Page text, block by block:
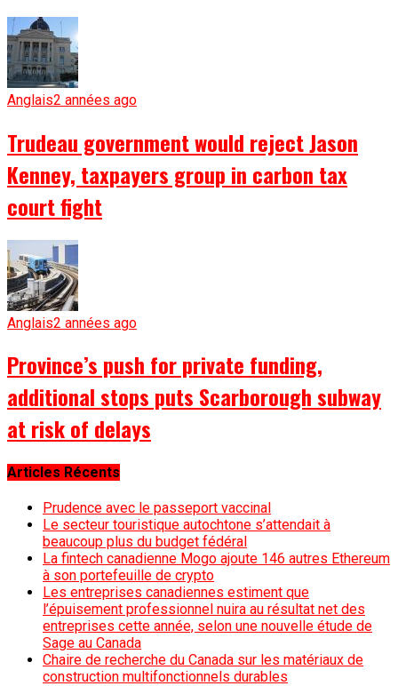
Anglais2 années ago
Trudeau government would reject Jason
Kenney, taxpayers group in carbon tax
court fight
Anglais2 années ago
Province’s push for private funding,
additional stops puts Scarborough subway
at risk of delays
Articles Récents
Prudence avec le passeport vaccinal
Le secteur touristique autochtone s’attendait à
beaucoup plus du budget fédéral
La fintech canadienne Mogo ajoute 146 autres Ethereum
à son portefeuille de crypto
Les entreprises canadiennes estiment que
l’épuisement professionnel nuira au résultat net des
entreprises cette année, selon une nouvelle étude de
Sage au Canada
Chaire de recherche du Canada sur les matériaux de
construction multifonctionnels durables